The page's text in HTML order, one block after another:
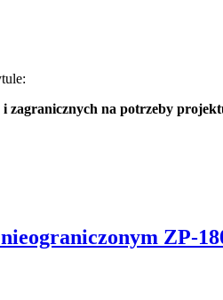
zagranicznych na potrzeby
ZP-